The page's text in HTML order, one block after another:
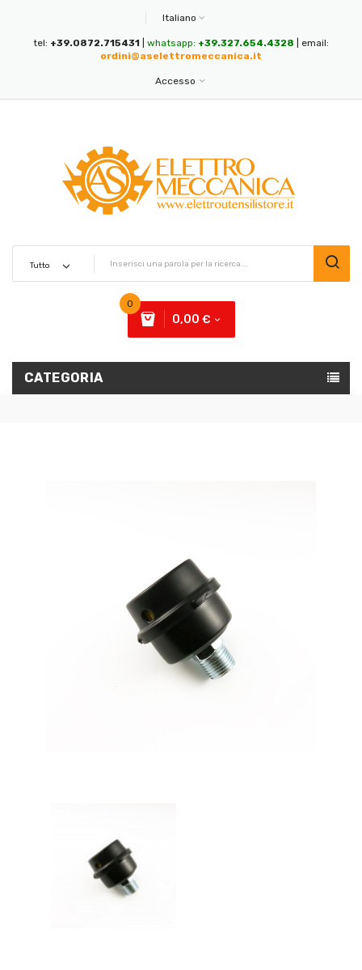
Italiano
tel: +39.0872.715431 whatsapp: +39.327.654.4328 | email:
ordini@aselettromeccanica.it
Accesso
0
0,00 €
CATEGORIA